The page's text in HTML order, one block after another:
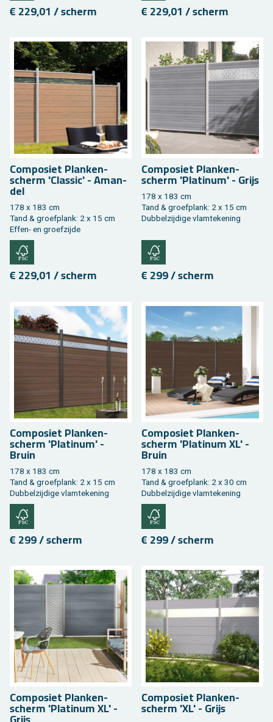
€ 229,01 / scherm € 229,01 / scherm
Com­po­siet Plan­ken­
scherm 'Clas­sic' - Aman­
del
178 x 183 cm
Tand & groef­plank: 2 x 15 cm
Effen- en groef­zij­de
€ 229,01 / scherm
Com­po­siet Plan­ken­
scherm 'Pla­ti­num' - Grijs
178 x 183 cm
Tand & groef­plank: 2 x 15 cm
Dub­bel­zij­di­ge vlam­te­ke­ning
€ 299 / scherm
Com­po­siet Plan­ken­
scherm 'Pla­ti­num' -
Bruin
178 x 183 cm
Tand & groef­plank: 2 x 15 cm
Dub­bel­zij­di­ge vlam­te­ke­ning
€ 299 / scherm
Com­po­siet Plan­ken­
scherm 'Pla­ti­num XL' -
Bruin
178 x 183 cm
Tand & groef­plank: 2 x 30 cm
Dub­bel­zij­di­ge vlam­te­ke­ning
€ 299 / scherm
Com­po­siet Plan­ken­
scherm 'Pla­ti­num XL' -
Com­po­siet Plan­ken­
scherm 'XL' - Grijs